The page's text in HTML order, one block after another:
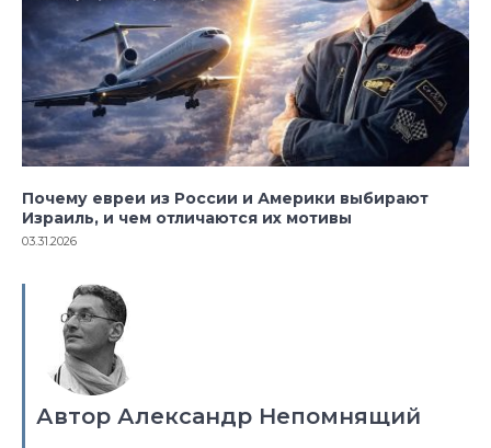
Почему евреи из России и Америки выбирают
Израиль, и чем отличаются их мотивы
03.31.2026
Автор Александр Непомнящий